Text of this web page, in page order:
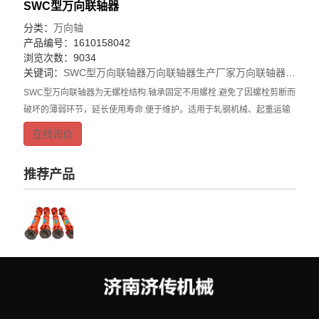
SWC型万向联轴器
分类： 万向轴
产品编号：1610158042
浏览次数：9034
关键词： SWC型万向联轴器万向联轴器生产厂家万向联轴器厂家
SWC型万向联轴器为无螺栓结构.轴承固定不用螺栓.避免了因螺栓剪断而
破坏的薄弱环节，延长使用寿命.便于维护。适用于轧钢机械、起重运输
机械及其他重型机械.联接两个不同轴线的传动轴系.回转直径
100~1320mm:传递公称转矩2510008N.
在线询价
推荐产品